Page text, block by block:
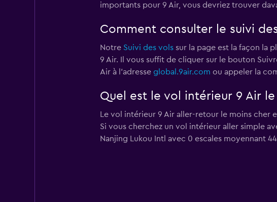
importants pour 9 Air, vous devriez trouver
Comment consulter le suivi
Notre Suivi des volssur la page est la façon la
9 Air. Il vous suffit de cliquer sur le bouton
Air à l'adresse global.9air.com ou appeler la
Quel est le vol intérieur 9 Air
Le vol intérieur 9 Air aller-retour le moins
Si vous cherchez un vol intérieur aller simple
Nanjing Lukou Intl avec 0 escales moyennant